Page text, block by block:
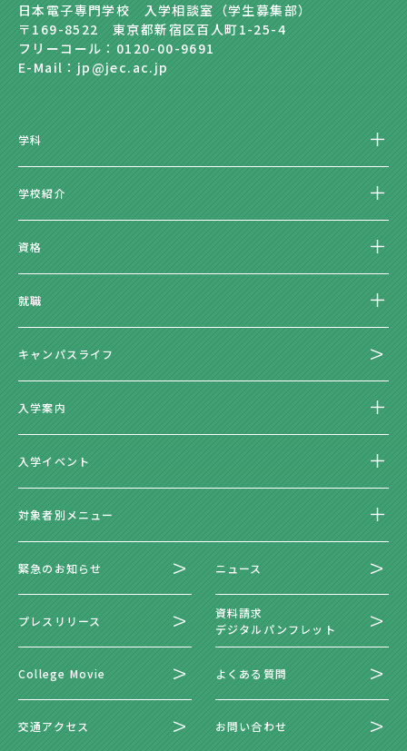
日本電子専門学校 入学相談室（学生募集部）
〒169-8522 東京都新宿区百人町1-25-4
フリーコール：0120-00-9691
E-Mail：jp@jec.ac.jp
学科
学校紹介
資格
就職
キャンパスライフ
入学案内
入学イベント
対象者別メニュー
緊急のお知らせ ニュース
プレスリリース
資料請求
デジタルパンフレット
College Movie よくある質問
交通アクセス お問い合わせ